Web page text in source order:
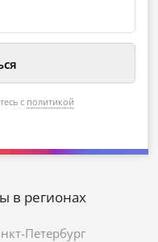
с политикой
в регионах
Петербург